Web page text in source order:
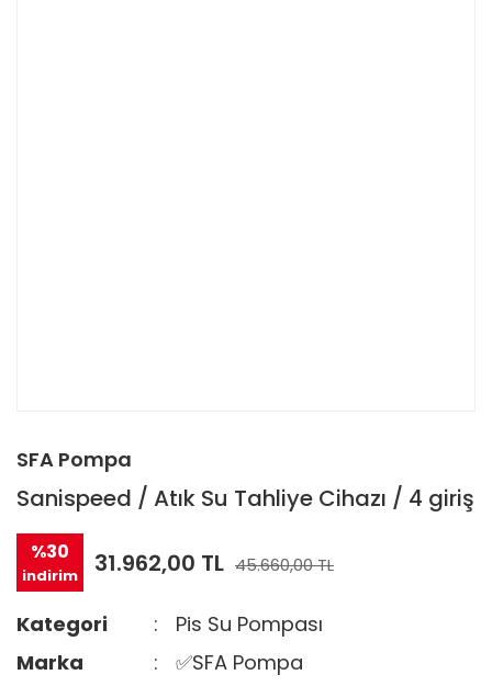
SFA Pompa
Sanispeed / Atık Su Tahliye Cihazı / 4 giriş
%30
indirim 31.962,00 TL 45.660,00 TL
Kategori
Pis Su Pompası
Marka
✅SFA Pompa